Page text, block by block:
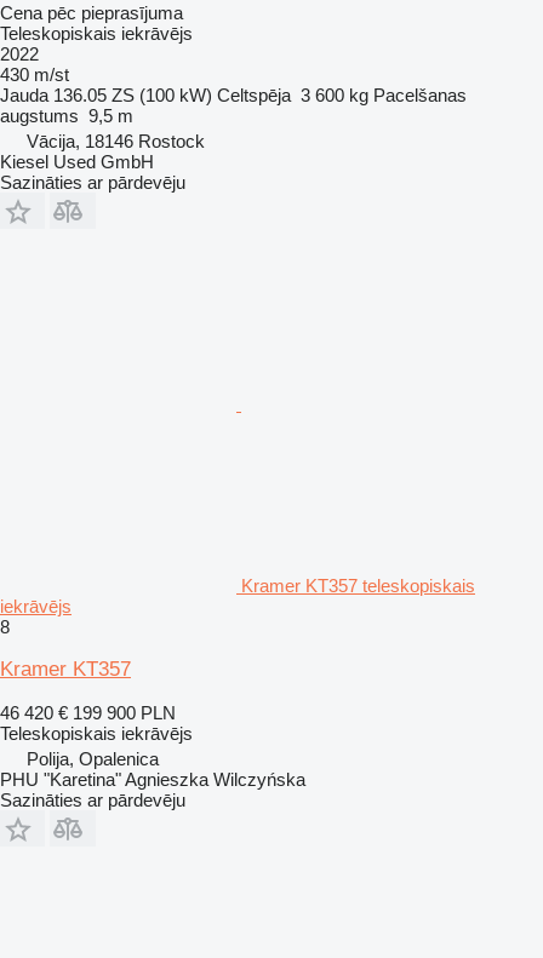
Cena pēc pieprasījuma
Teleskopiskais iekrāvējs
2022
430 m/st
Jauda 136.05 ZS (100 kW) Celtspēja 3 600 kg Pacelšanas
augstums 9,5 m
Vācija, 18146 Rostock
Kiesel Used GmbH
Sazināties ar pārdevēju
Kramer KT357 teleskopiskais
iekrāvējs
8
Kramer KT357
46 420 € 199 900 PLN
Teleskopiskais iekrāvējs
Polija, Opalenica
PHU "Karetina" Agnieszka Wilczyńska
Sazināties ar pārdevēju